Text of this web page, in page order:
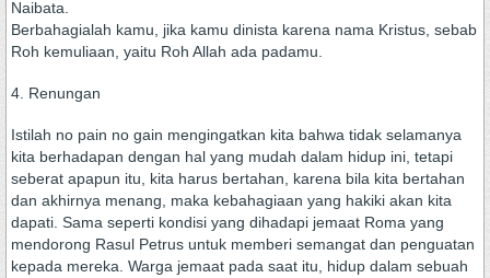
Naibata.
Berbahagialah kamu, jika kamu dinista karena nama Kristus, sebab
Roh kemuliaan, yaitu Roh Allah ada padamu.
4. Renungan
Istilah no pain no gain mengingatkan kita bahwa tidak selamanya
kita berhadapan dengan hal yang mudah dalam hidup ini, tetapi
seberat apapun itu, kita harus bertahan, karena bila kita bertahan
dan akhirnya menang, maka kebahagiaan yang hakiki akan kita
dapati. Sama seperti kondisi yang dihadapi jemaat Roma yang
mendorong Rasul Petrus untuk memberi semangat dan penguatan
kepada mereka. Warga jemaat pada saat itu, hidup dalam sebuah